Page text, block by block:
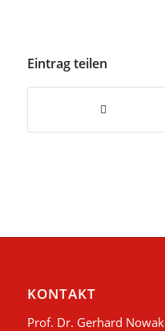
Eintrag teilen
KONTAKT
Prof. Dr. Gerhard Nowak